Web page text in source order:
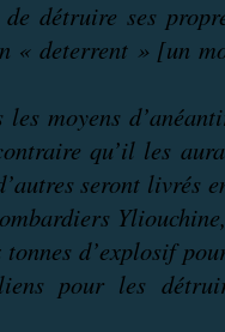
détruire ses
« deterrent » [un
moyens
qu’il les
seront livrés
d’explosif
pour les